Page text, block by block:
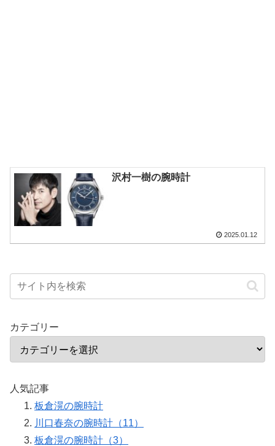
沢村一樹の腕時計
2025.01.12
カテゴリー
人気記事
板倉滉の腕時計
川口春奈の腕時計（11）
板倉滉の腕時計（3）